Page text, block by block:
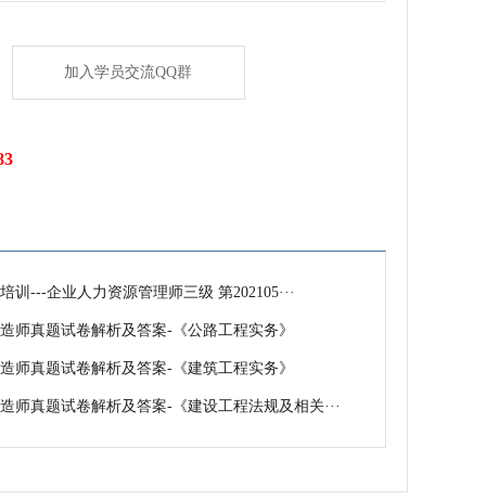
加入学员交流QQ群
训---企业人力资源管理师三级 第202105···
师真题试卷解析及答案-《公路工程实务》
师真题试卷解析及答案-《建筑工程实务》
师真题试卷解析及答案-《建设工程法规及相关···